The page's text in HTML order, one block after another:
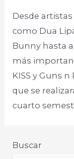
Desde
como Dua
Bunny hasta
más
KISS y Guns
que se
cuarto
Buscar